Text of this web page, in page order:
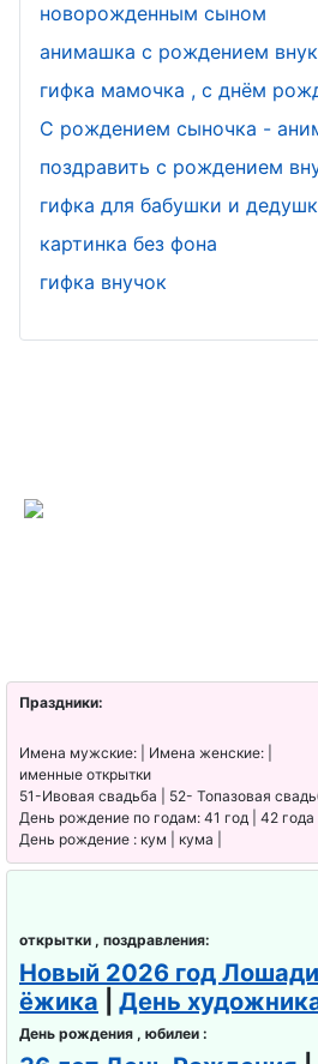
новорожденным сыном
анимашка с рождением
гифка мамочка , с днём
С рождением сыночка -
поздравить с рождением
гифка для бабушки и
картинка без фона
гифка внучок
Праздники:
Имена мужские: | Имена женские: |
именные открытки
51-Ивовая свадьба | 52- Топазовая
День рождение по годам: 41 год | 42 года
День рождение : кум | кума |
открытки , поздравления:
Новый 2026 год Лошади
ёжика
День
День рождения , юбилеи :